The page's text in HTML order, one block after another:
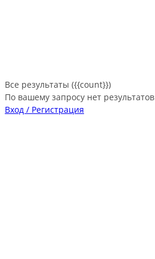
Все результаты ({{count}})
По вашему запросу нет результатов
Вход / Регистрация